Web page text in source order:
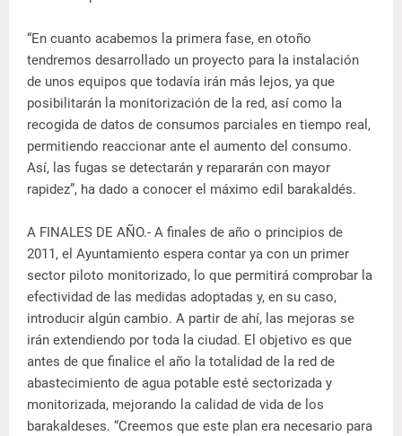
“En cuanto acabemos la primera fase, en otoño
tendremos desarrollado un proyecto para la instalación
de unos equipos que todavía irán más lejos, ya que
posibilitarán la monitorización de la red, así como la
recogida de datos de consumos parciales en tiempo real,
permitiendo reaccionar ante el aumento del consumo.
Así, las fugas se detectarán y repararán con mayor
rapidez”, ha dado a conocer el máximo edil barakaldés.
A FINALES DE AÑO.- A finales de año o principios de
2011, el Ayuntamiento espera contar ya con un primer
sector piloto monitorizado, lo que permitirá comprobar la
efectividad de las medidas adoptadas y, en su caso,
introducir algún cambio. A partir de ahí, las mejoras se
irán extendiendo por toda la ciudad. El objetivo es que
antes de que finalice el año la totalidad de la red de
abastecimiento de agua potable esté sectorizada y
monitorizada, mejorando la calidad de vida de los
barakaldeses. “Creemos que este plan era necesario para